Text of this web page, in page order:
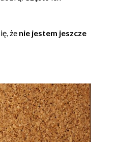
że nie jestem jeszcze